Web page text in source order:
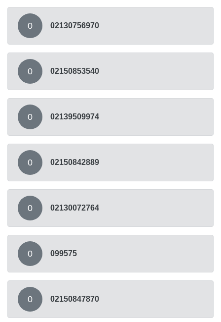
0 02130756970
0 02150853540
0 02139509974
0 02150842889
0 02130072764
0 099575
0 02150847870